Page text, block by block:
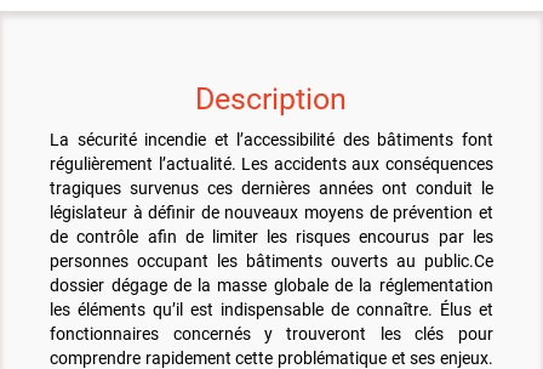
Description
La sécurité incendie et l’accessibilité des bâtiments font
régulièrement l’actualité. Les accidents aux conséquences
tragiques survenus ces dernières années ont conduit le
législateur à définir de nouveaux moyens de prévention et
de contrôle afin de limiter les risques encourus par les
personnes occupant les bâtiments ouverts au public.Ce
dossier dégage de la masse globale de la réglementation
les éléments qu’il est indispensable de connaître. Élus et
fonctionnaires concernés y trouveront les clés pour
comprendre rapidement cette problématique et ses enjeux.